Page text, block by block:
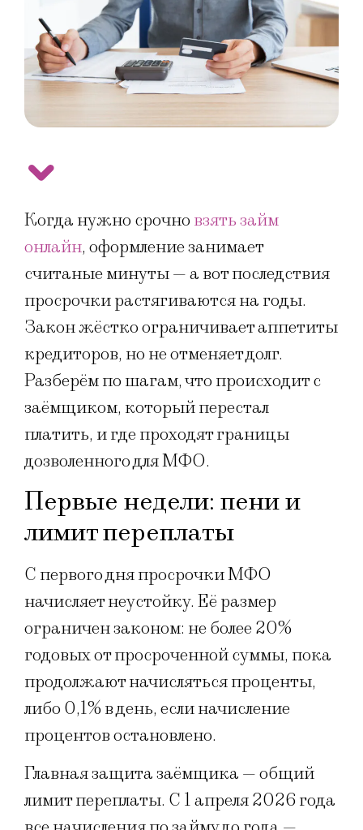
Когда нужно срочно взять займ
онлайн, оформление занимает
считаные минуты — а вот последствия
просрочки растягиваются на годы.
Закон жёстко ограничивает аппетиты
кредиторов, но не отменяет долг.
Разберём по шагам, что происходит с
заёмщиком, который перестал
платить, и где проходят границы
дозволенного для МФО.
Первые недели: пени и
лимит переплаты
С первого дня просрочки МФО
начисляет неустойку. Её размер
ограничен законом: не более 20%
годовых от просроченной суммы, пока
продолжают начисляться проценты,
либо 0,1% в день, если начисление
процентов остановлено.
Главная защита заёмщика — общий
лимит переплаты. С 1 апреля 2026 года